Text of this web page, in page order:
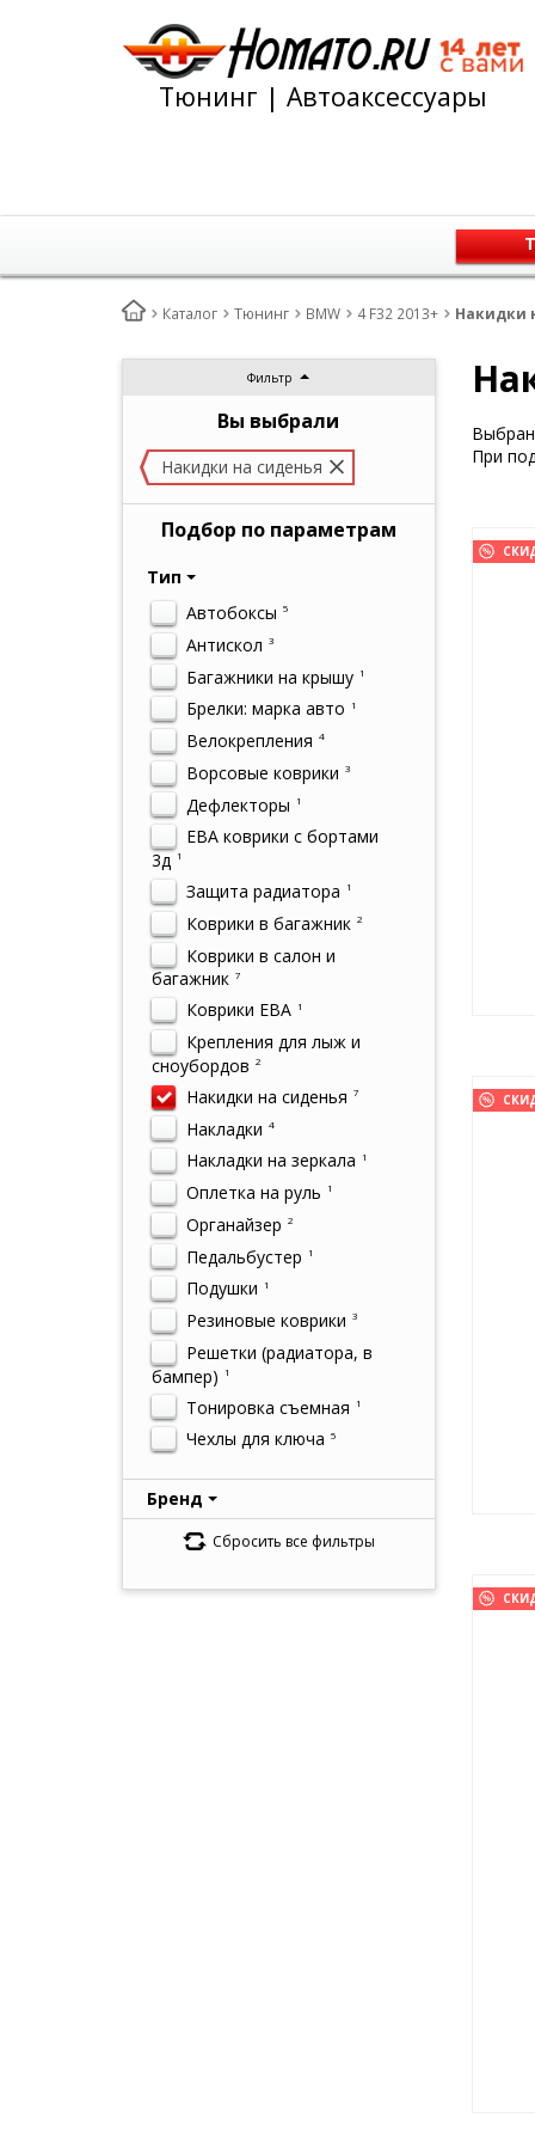
Тюнинг | Автоаксессуары
Каталог Тюнинг BMW 4 F32 2013+ Накидки
Фильтр
Вы выбрали
Накидки на сиденья
Подбор по параметрам
Тип
Автобоксы 5
Антискол 3
Багажники на крышу 1
Брелки: марка авто 1
Велокрепления 4
Ворсовые коврики 3
Дефлекторы 1
ЕВА коврики с бортами
3д 1
Защита радиатора 1
Коврики в багажник 2
Коврики в салон и
багажник 7
Коврики ЕВА 1
Крепления для лыж и
сноубордов 2
Накидки на сиденья 7
Накладки 4
Накладки на зеркала 1
Оплетка на руль 1
Органайзер 2
Педальбустер 1
Подушки 1
Резиновые коврики 3
Решетки (радиатора, в
бампер)
1
Тонировка съемная 1
Чехлы для ключа 5
Бренд
Сбросить все фильтры
Выбран
При